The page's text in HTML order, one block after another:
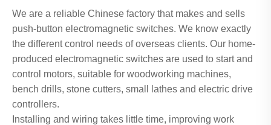
We are a reliable Chinese factory that makes and sells
push-button electromagnetic switches. We know exactly
the different control needs of overseas clients. Our home-
produced electromagnetic switches are used to start and
control motors, suitable for woodworking machines,
bench drills, stone cutters, small lathes and electric drive
controllers.
Installing and wiring takes little time, improving work